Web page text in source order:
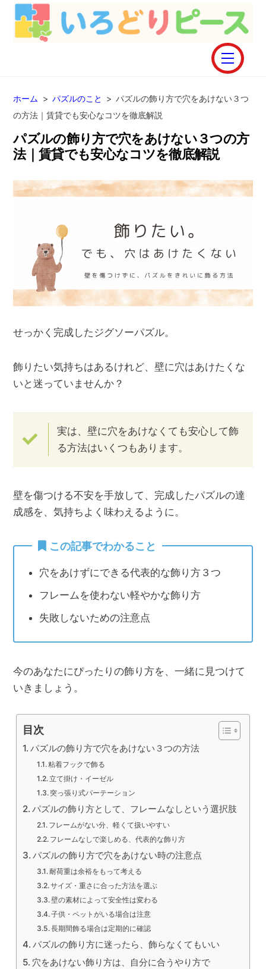
Skip
content
Menu
ホーム > パズルのこと > パズルの飾り方で穴をあけない３つ
の方法｜賃貸でも安心なコツを徹底解説
パズルの飾り方で穴をあけない３つの方
法｜賃貸でも安心なコツを徹底解説
せっかく完成したジグソーパズル。
飾りたい気持ちはあるけれど、壁に穴はあけたくな
いと迷っていませんか？
実は、壁に穴をあけなくても安心して飾
る方法はいくつもあります。
壁を傷つける不安を手放して、完成したパズルの達
成感を、気持ちよく味わえるように。
この記事でわかること
穴をあけずにできる代表的な飾り方３つ
フレームを使わない軽やかな飾り方
失敗しないための注意点
今のあなたにぴったりの飾り方を、一緒に見つけて
いきましょう。
目次
パズルの飾り方で穴をあけない３つの方法
粘着フックで飾る
立て掛け・イーゼル
突っ張り式パーテーション
パズルの飾り方として、フレームなしという選択肢
フレームがない分、軽くて扱いやすい
フレームなしで楽しめる、代表的な飾り方
パズルの飾り方で穴をあけない時の注意点
耐荷重は余裕をもって考える
サイズ・重さに合った方法を選ぶ
壁の素材によって安全性は変わる
子供・ペットがいる場合は注意
長期間飾る場合は定期的に確認
パズルの飾り方に迷ったら、飾らなくてもいい
穴をあけない飾り方は、自分に合うやり方で